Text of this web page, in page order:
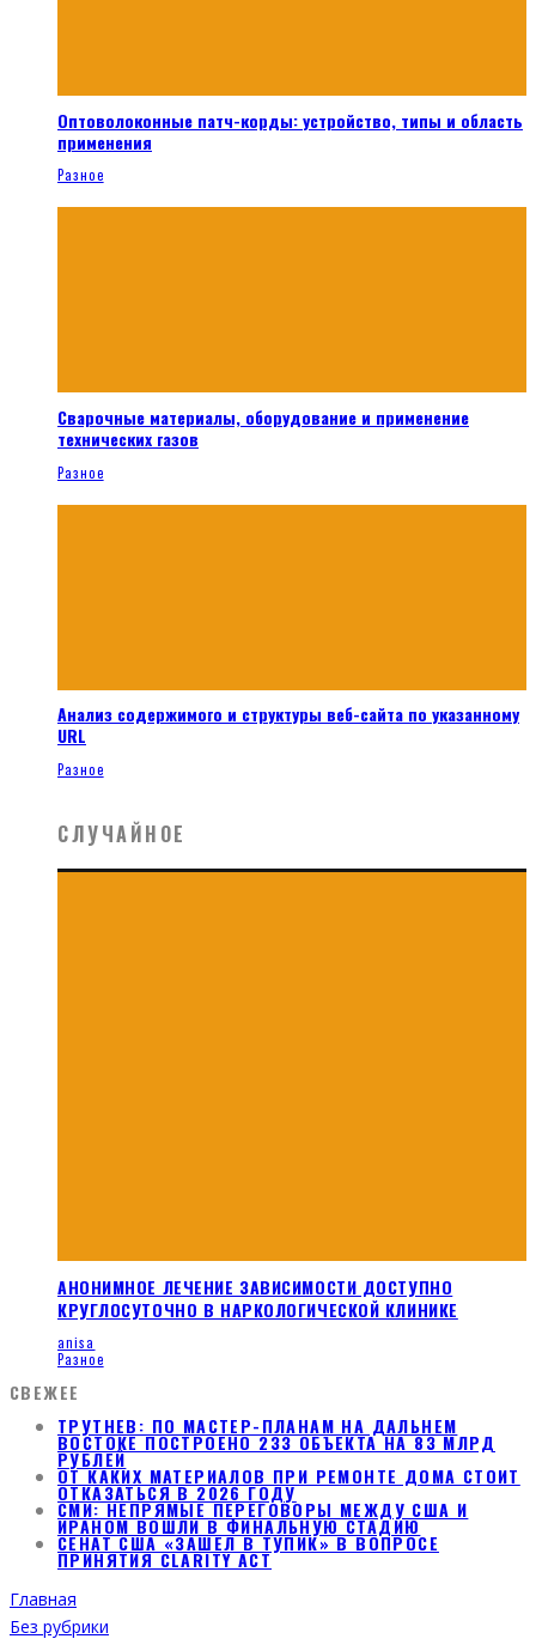
Оптоволоконные патч-корды: устройство, типы и область
применения
Разное
Сварочные материалы, оборудование и применение
технических газов
Разное
Анализ содержимого и структуры веб-сайта по указанному
URL
Разное
СЛУЧАЙНОЕ
АНОНИМНОЕ ЛЕЧЕНИЕ ЗАВИСИМОСТИ ДОСТУПНО
КРУГЛОСУТОЧНО В НАРКОЛОГИЧЕСКОЙ КЛИНИКЕ
anisa
Разное
СВЕЖЕЕ
ТРУТНЕВ: ПО МАСТЕР-ПЛАНАМ НА ДАЛЬНЕМ
ВОСТОКЕ ПОСТРОЕНО 233 ОБЪЕКТА НА 83 МЛРД
РУБЛЕЙ
ОТ КАКИХ МАТЕРИАЛОВ ПРИ РЕМОНТЕ ДОМА СТОИТ
ОТКАЗАТЬСЯ В 2026 ГОДУ
СМИ: НЕПРЯМЫЕ ПЕРЕГОВОРЫ МЕЖДУ США И
ИРАНОМ ВОШЛИ В ФИНАЛЬНУЮ СТАДИЮ
СЕНАТ США «ЗАШЕЛ В ТУПИК» В ВОПРОСЕ
ПРИНЯТИЯ CLARITY ACT
Главная
Без рубрики